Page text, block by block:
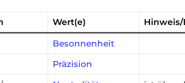
Wert(e)
Besonnenheit
Präzision